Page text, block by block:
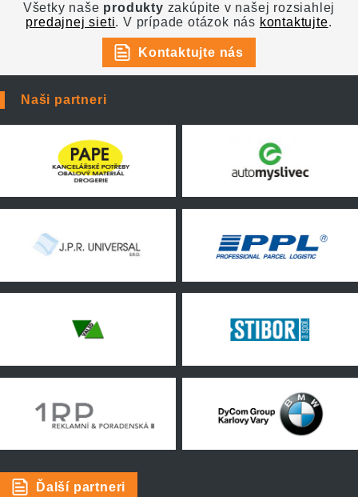
Všetky naše produkty zakúpite v našej rozsiahlej
predajnej sieti. V prípade otázok nás kontaktujte.
Kontaktujte nás
Naši partneri
Ďalší partneri